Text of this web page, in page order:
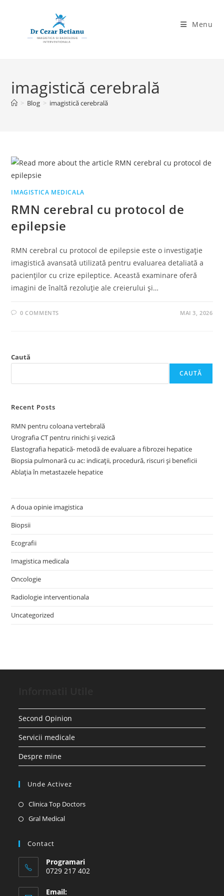
Menu
imagistică cerebrală
> Blog > imagistică cerebrală
IMAGISTICA MEDICALA
RMN cerebral cu protocol de
epilepsie
RMN cerebral cu protocol de epilepsie este o investigație
imagistică avansată utilizată pentru evaluarea detaliată a
pacienților cu crize epileptice. Această examinare oferă
imagini de înaltă rezoluție ale creierului și…
0 COMMENTS MAI 3, 2026
Caută
CAUTĂ
Recent Posts
RMN pentru coloana vertebrală
Urografia CT pentru rinichi și vezică
Elastografia hepatică- metodă de evaluare a fibrozei hepatice
Biopsia pulmonară cu ac: indicații, procedură, riscuri și beneficii
Ablația în metastazele hepatice
A doua opinie imagistica
Biopsii
Ecografii
Imagistica medicala
Oncologie
Radiologie interventionala
Uncategorized
Second Opinion
Servicii medicale
Despre mine
Unde Activez
Clinica Top DoctorsOpens
Gral MedicalOpens
tab
Contact
Programari
0729 217 402
Email: